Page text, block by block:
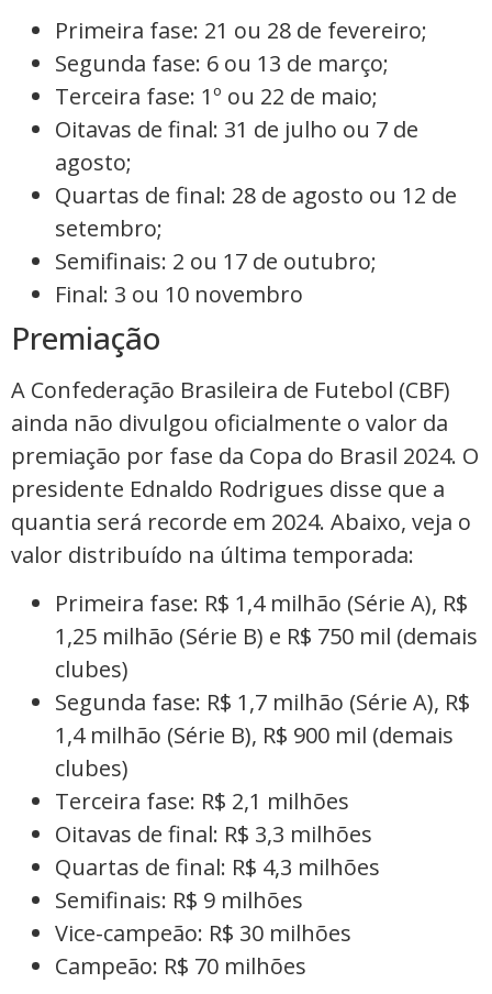
Primeira fase: 21 ou 28 de fevereiro;
Segunda fase: 6 ou 13 de março;
Terceira fase: 1º ou 22 de maio;
Oitavas de final: 31 de julho ou 7 de
agosto;
Quartas de final: 28 de agosto ou 12 de
setembro;
Semifinais: 2 ou 17 de outubro;
Final: 3 ou 10 novembro
Premiação
A Confederação Brasileira de Futebol (CBF)
ainda não divulgou oficialmente o valor da
premiação por fase da Copa do Brasil 2024. O
presidente Ednaldo Rodrigues disse que a
quantia será recorde em 2024. Abaixo, veja o
valor distribuído na última temporada:
Primeira fase: R$ 1,4 milhão (Série A), R$
1,25 milhão (Série B) e R$ 750 mil (demais
clubes)
Segunda fase: R$ 1,7 milhão (Série A), R$
1,4 milhão (Série B), R$ 900 mil (demais
clubes)
Terceira fase: R$ 2,1 milhões
Oitavas de final: R$ 3,3 milhões
Quartas de final: R$ 4,3 milhões
Semifinais: R$ 9 milhões
Vice-campeão: R$ 30 milhões
Campeão: R$ 70 milhões